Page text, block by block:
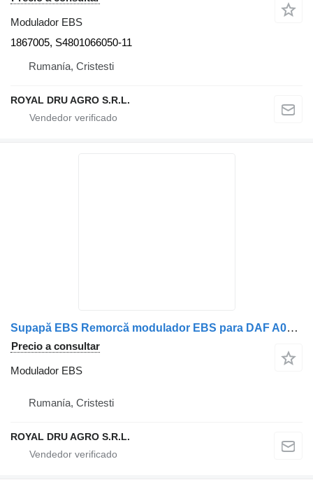
Modulador EBS
1867005, S4801066050-11
Rumanía, Cristesti
ROYAL DRU AGRO S.R.L.
Supapă EBS Remorcă modulador EBS para DAF A0004319413 / A0004318913 / 1601034 / 41211417 / 81523016208 / 81523016216 / 0004319413 / 0004318913 / 13115695 / 1935136 camión
Precio a consultar
Modulador EBS
Rumanía, Cristesti
ROYAL DRU AGRO S.R.L.